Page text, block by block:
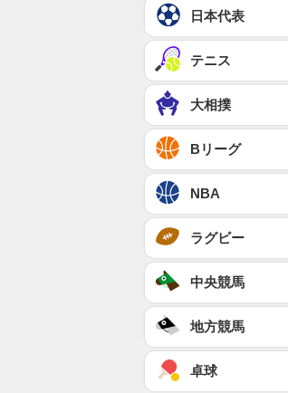
日本代表
テニス
大相撲
Bリーグ
NBA
ラグビー
中央競馬
地方競馬
卓球